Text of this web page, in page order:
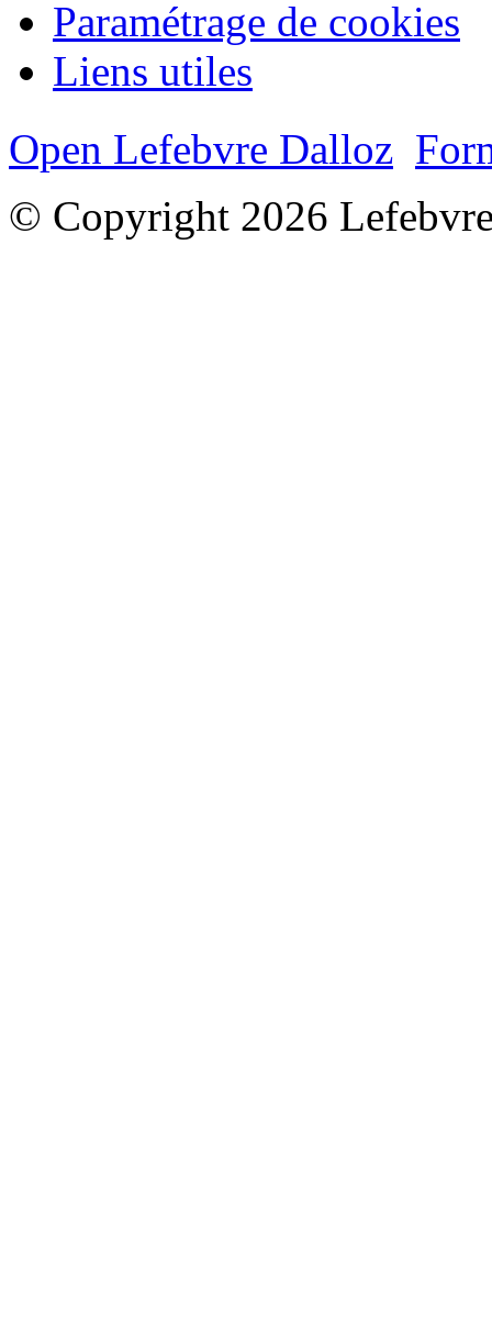
Paramétrage de cookies
Liens utiles
Open Lefebvre Dalloz
© Copyright 2026